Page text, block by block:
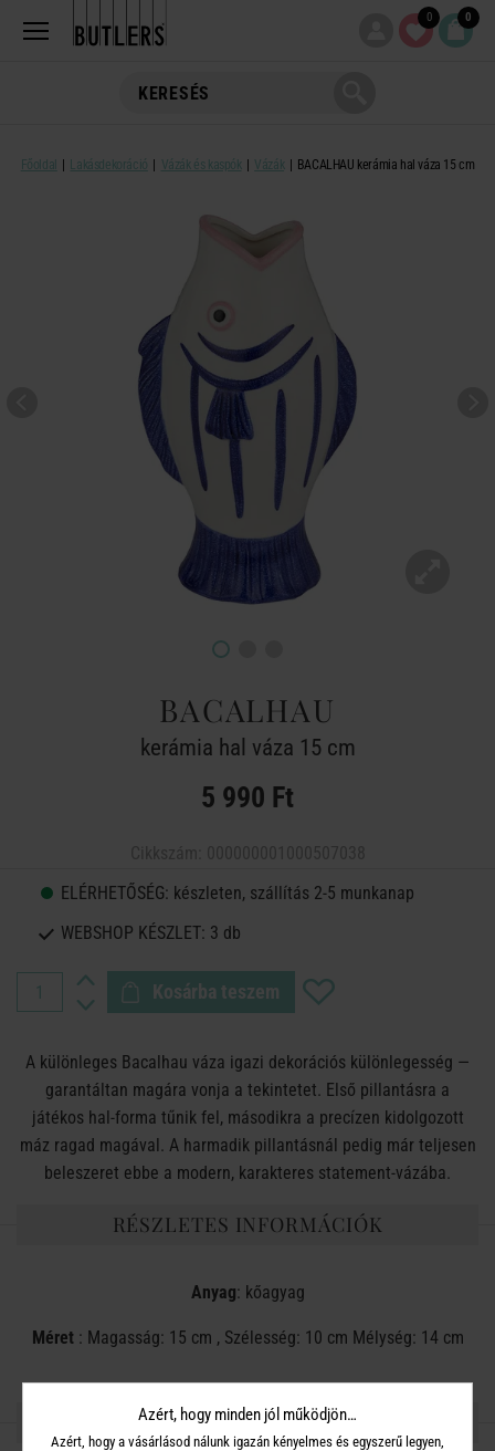
0 0
Főoldal Lakásdekoráció Vázák és kaspók Vázák BACALHAU kerámia hal váza 15 cm
BACALHAU
kerámia hal váza 15 cm
5 990 Ft
ELÉRHETŐSÉG: készleten, szállítás 2-5 munkanap
WEBSHOP KÉSZLET: 3 db
Kosárba teszem
A különleges Bacalhau váza igazi dekorációs különlegesség —
garantáltan magára vonja a tekintetet. Első pillantásra a
játékos hal‑forma tűnik fel, másodikra a precízen kidolgozott
máz ragad magával. A harmadik pillantásnál pedig már teljesen
beleszeret ebbe a modern, karakteres statement‑vázába.
RÉSZLETES INFORMÁCIÓK
Anyag: kőagyag
Méret: Magasság: 15 cm , Szélesség: 10 cm Mélység: 14 cm
OSZD MEG MÁSOKKAL!
Azért, hogy minden jól működjön…
Azért, hogy a vásárlásod nálunk igazán kényelmes és egyszerű legyen,